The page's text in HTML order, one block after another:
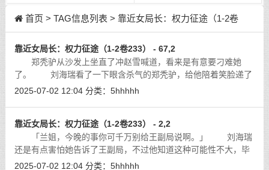
首页 > TAG信息列表 > 靠近女局长：权力征途（1-2卷
靠近女局长：权力征途（1-2卷233） - 67,2
郑秃驴从沙发上坐直了冲赵雪喊道，看来是有意要刁难她
了。 刘海瑞看了一下眼含杀气的郑秃驴，给他陪着笑脸递了
一支烟呵呵说：「主任，就让她走吧，都已经把主任您的雅兴给
2025-07-02 12:04 分类： 5hhhhh
靠近女局长：权力征途（1-2卷233） - 2,2
「兰姐，今晚的事你可千万别给王副局说啊。」 刘海瑞
还是有点害怕她告诉了王副局，不过他知道这种可能性不大，毕
竟她和自己不干不净，哪还敢给王纯清说，那王八蛋占有欲那么
2025-07-02 12:04 分类： 5hhhhh